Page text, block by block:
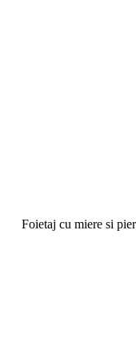
Foietaj cu miere si